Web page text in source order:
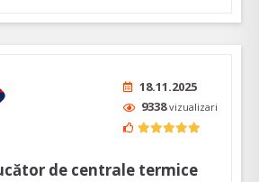
18.11.2025
9338vizualizari
de centrale termice